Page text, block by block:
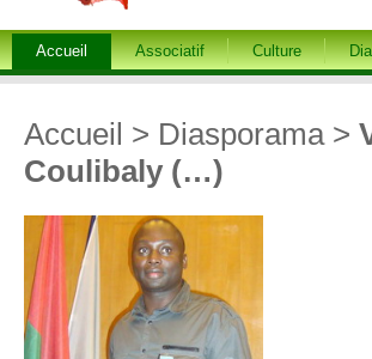
Accueil Associatif Culture
Accueil > Diasporama>
Coulibaly (…)